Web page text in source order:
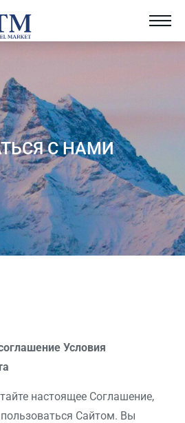
С НАМИ
Условия
настоящее Соглашение,
Сайтом. Вы